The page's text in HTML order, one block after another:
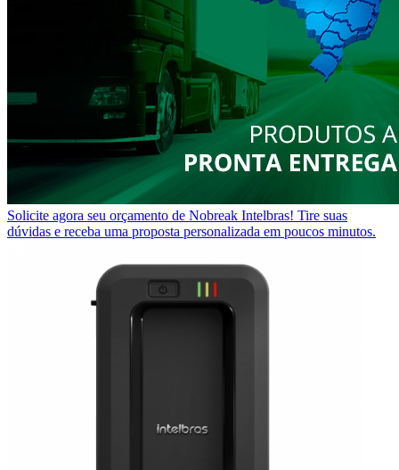
Solicite agora seu orçamento de Nobreak Intelbras! Tire suas
dúvidas e receba uma proposta personalizada em poucos minutos.